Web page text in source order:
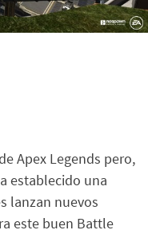
Apex Legends pero,
establecido una
lanzan nuevos
este buen Battle